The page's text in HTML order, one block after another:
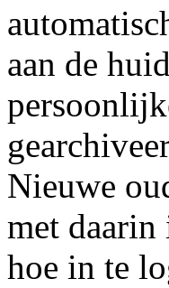
aan de
Nieuwe
met daarin
hoe in te